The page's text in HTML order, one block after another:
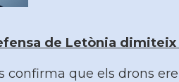
de Letònia
confirma que els drons